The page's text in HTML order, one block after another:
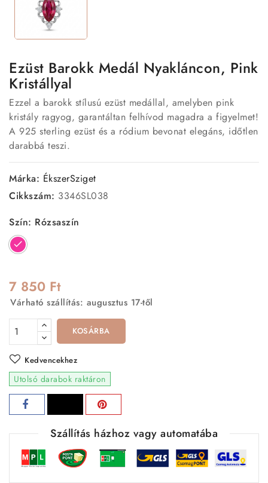
Ezüst Barokk Medál Nyakláncon, Pink
Kristállyal
Ezzel a barokk stílusú ezüst medállal, amelyben pink
kristály ragyog, garantáltan felhívod magadra a figyelmet!
A 925 sterling ezüst és a ródium bevonat elegáns, időtlen
darabbá teszi.
Márka: ÉkszerSziget
Cikkszám: 3346SL038
Szín: Rózsaszín
Rózsaszín
7 850 Ft
Várható szállítás: augusztus 17-től
KOSÁRBA
Kedvencekhez
Utolsó darabok raktáron
Szállítás házhoz vagy automatába